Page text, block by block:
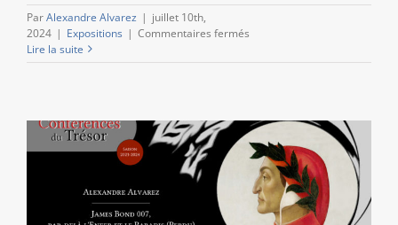
ParAlexandre Alvarez | juillet 10th,
2024 | Expositions | Commentaires fermés
–
d’art
au
Trésor
de
Liège
Lire la suite